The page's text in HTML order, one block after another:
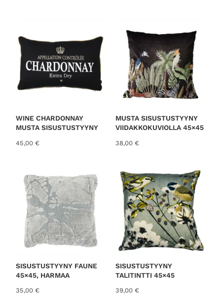
WINE CHARDONNAY
MUSTA SISUSTUSTYYNY
45,00 €
MUSTA SISUSTUSTYYNY
VIIDAKKOKUVIOLLA 45×45
38,00 €
SISUSTUSTYYNY FAUNE
45×45, HARMAA
35,00 €
SISUSTUSTYYNY
TALITINTTI 45×45
39,00 €